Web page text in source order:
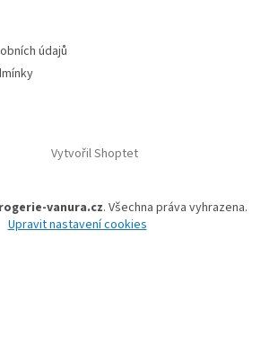
údajů
Vytvořil Shoptet
vanura.cz. Všechna práva vyhrazena.
Upravit nastavení cookies